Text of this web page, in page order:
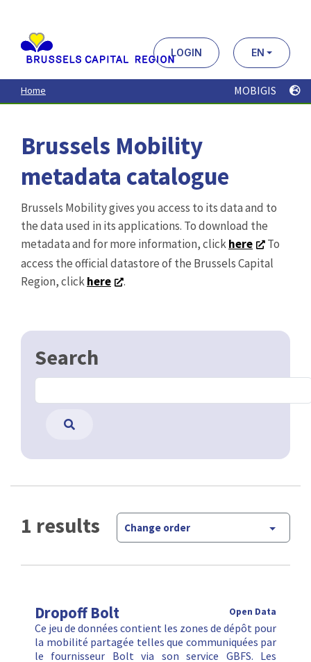
contenu
principal
LOGIN EN
Home MOBIGIS
Brussels Mobility
metadata catalogue
Brussels Mobility gives you access to its data and to
the data used in its applications. To download the
metadata and for more information, clickhere
To
access the official datastore of the Brussels Capital
Region, clickhere .
Search
1 results Change order
Dropoff Bolt Open Data
Ce jeu de données contient les zones de dépôt pour
la mobilité partagée telles que communiquées par
le fournisseur Bolt via son service GBFS. Les